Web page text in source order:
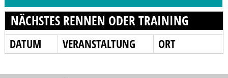
NÄCHSTES RENNEN ODER TRAINING
DATUM VERANSTALTUNG ORT